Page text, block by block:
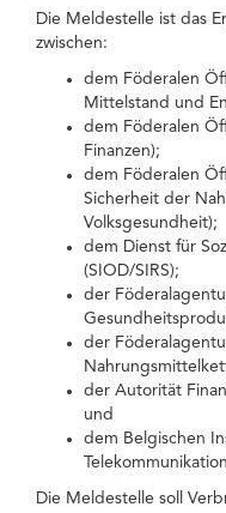
Die Meldestelle ist das
zwischen:
dem Föderalen
Mittelstand und
dem Föderalen
Finanzen);
dem Föderalen
Sicherheit der
Volksgesundheit);
dem Dienst für
(SIOD/SIRS);
der
der
der Autorität
und
dem Belgischen
Die Meldestelle soll